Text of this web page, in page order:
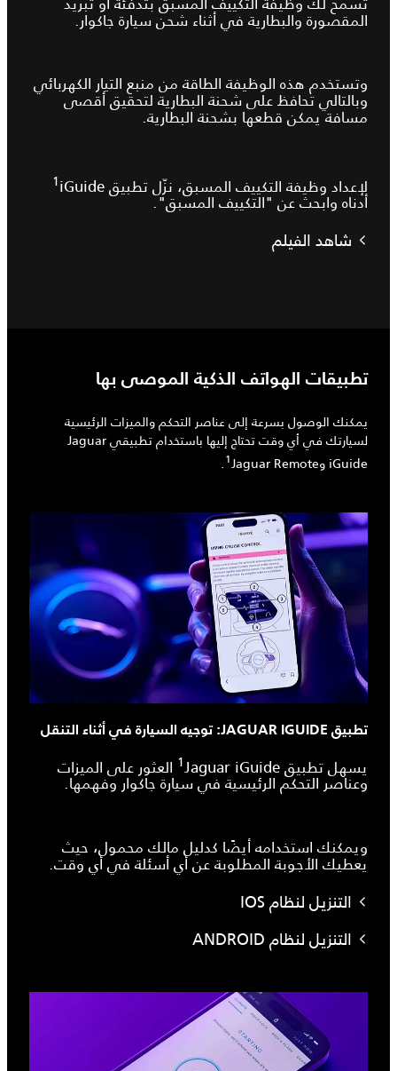
المقصورة والبطارية في أثناء شحن سيارة جاكوار.
وتستخدم هذه الوظيفة الطاقة من منبع التيار الكهربائي
وبالتالي تحافظ على شحنة البطارية لتحقيق أقصى
مسافة يمكن قطعها بشحنة البطارية.
لإعداد وظيفة التكييف المسبق، نزّل تطبيق iGuide‏ 1
أدناه وابحث عن "التكييف المسبق".
شاهد الفيلم
تطبيقات الهواتف الذكية الموصى بها
يمكنك الوصول بسرعة إلى عناصر التحكم والميزات الرئيسية
لسيارتك في أي وقت تحتاج إليها باستخدام تطبيقي Jaguar
iGuide وJaguar Remote‏
1
.
تطبيق JAGUAR IGUIDE: توجيه السيارة في أثناء التنقل
يسهل تطبيق Jaguar iGuide‏ 1 العثور على الميزات
وعناصر التحكم الرئيسية في سيارة جاكوار وفهمها.
ويمكنك استخدامه أيضًا كدليل مالك محمول، حيث
يعطيك الأجوبة المطلوبة عن أي أسئلة في أي وقت.
التنزيل لنظام IOS
التنزيل لنظام ANDROID